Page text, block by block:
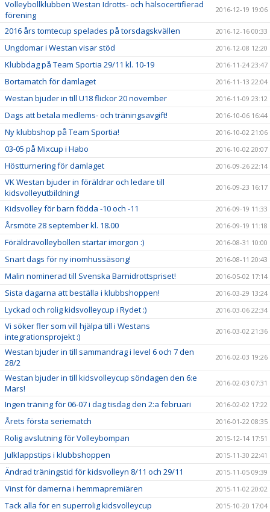
Volleybollklubben Westan Idrotts- och hälsocertifierad
förening
2016-12-19 19:06
2016 års tomtecup spelades på torsdagskvällen 2016-12-16 00:33
Ungdomar i Westan visar stöd 2016-12-08 12:20
Klubbdag på Team Sportia 29/11 kl. 10-19 2016-11-24 23:47
Bortamatch för damlaget 2016-11-13 22:04
Westan bjuder in till U18 flickor 20 november 2016-11-09 23:12
Dags att betala medlems- och träningsavgift! 2016-10-06 16:44
Ny klubbshop på Team Sportia! 2016-10-02 21:06
03-05 på Mixcup i Habo 2016-10-02 20:07
Höstturnering för damlaget 2016-09-26 22:14
VK Westan bjuder in föräldrar och ledare till
kidsvolleyutbildning!
2016-09-23 16:17
Kidsvolley för barn födda -10 och -11 2016-09-19 11:33
Årsmöte 28 september kl. 18.00 2016-09-19 11:18
Föräldravolleybollen startar imorgon :) 2016-08-31 10:00
Snart dags för ny inomhussäsong! 2016-08-11 20:43
Malin nominerad till Svenska Barnidrottspriset! 2016-05-02 17:14
Sista dagarna att beställa i klubbshoppen! 2016-03-29 13:24
Lyckad och rolig kidsvolleycup i Rydet :) 2016-03-06 22:34
Vi söker fler som vill hjälpa till i Westans
integrationsprojekt :)
2016-03-02 21:36
Westan bjuder in till sammandrag i level 6 och 7 den
28/2
2016-02-03 19:26
Westan bjuder in till kidsvolleycup söndagen den 6:e
Mars!
2016-02-03 07:31
Ingen träning för 06-07 i dag tisdag den 2:a februari 2016-02-02 17:22
Årets första seriematch 2016-01-22 08:35
Rolig avslutning för Volleybompan 2015-12-14 17:51
Julklappstips i klubbshoppen 2015-11-30 22:41
Ändrad träningstid för kidsvolleyn 8/11 och 29/11 2015-11-05 09:39
Vinst för damerna i hemmapremiären 2015-11-02 20:02
Tack alla för en superrolig kidsvolleycup 2015-10-20 17:04